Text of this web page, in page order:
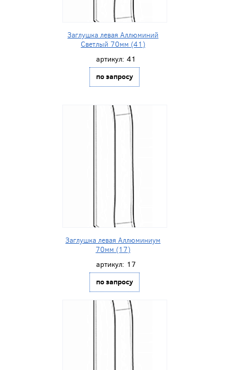
Заглушка левая Аллюминий
Светлый 70мм (41)
артикул: 41
по запросу
Заглушка левая Аллюминиум
70мм (17)
артикул: 17
по запросу